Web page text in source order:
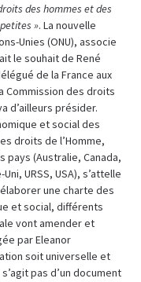
des hommes et des
». La nouvelle
Unies (ONU), associe
le souhait de René
de la France aux
Commission des droits
d’ailleurs présider.
et social des
droits de l’Homme,
(Australie, Canada,
URSS, USA), s’attelle
une charte des
et social, différents
vont amender et
par Eleanor
soit universelle et
pas d’un document